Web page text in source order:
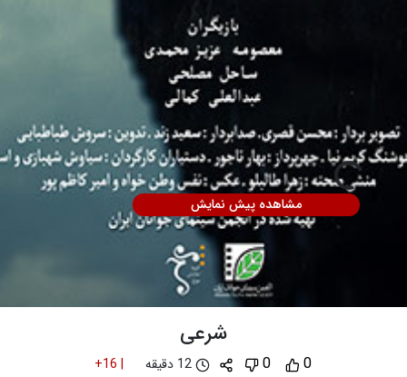
مشاهده پیش نمایش
شرعی
0
0 12 دقیقه +16 |